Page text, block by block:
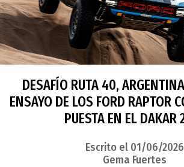
DESAFÍO RUTA 40,
ENSAYO DE LOS FORD RAPTOR
PUESTA EN EL DAKAR
Escrito el 01/06/2026
Gema Fuertes